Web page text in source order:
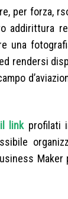
per forza,
addirittura
una
rendersi
linkprofilati